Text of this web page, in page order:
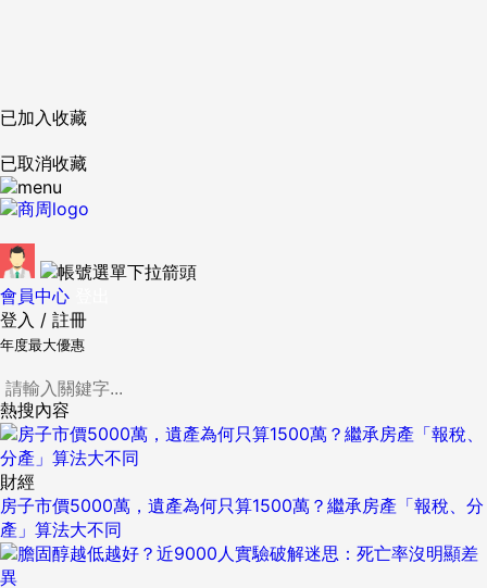
已加入收藏
已取消收藏
會員中心
登入 / 註冊
年度最大優惠
熱搜內容
財經
房子市價5000萬，遺產為何只算1500萬？繼承房產「報稅、分
產」算法大不同